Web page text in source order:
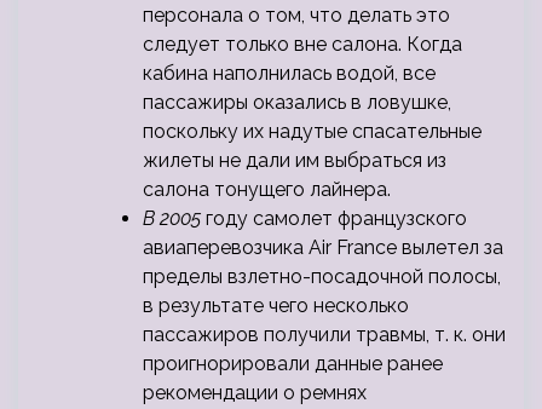
персонала о том, что делать это
следует только вне салона. Когда
кабина наполнилась водой, все
пассажиры оказались в ловушке,
поскольку их надутые спасательные
жилеты не дали им выбраться из
салона тонущего лайнера.
В 2005 году самолет французского
авиаперевозчика Air France вылетел за
пределы взлетно-посадочной полосы,
в результате чего несколько
пассажиров получили травмы, т. к. они
проигнорировали данные ранее
рекомендации о ремнях